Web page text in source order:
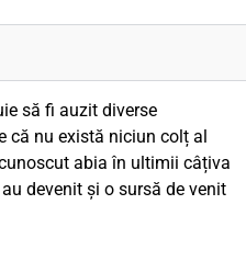
să fi auzit diverse
că nu există niciun colț al
abia în ultimii câțiva
devenit și o sursă de venit